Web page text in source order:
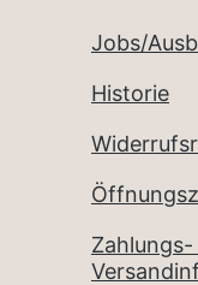
Jobs/
Historie
Zahlungs-